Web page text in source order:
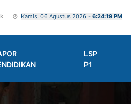
Kamis, 06 Agustus 2026 - 6:24:20 PM
LSP
P1